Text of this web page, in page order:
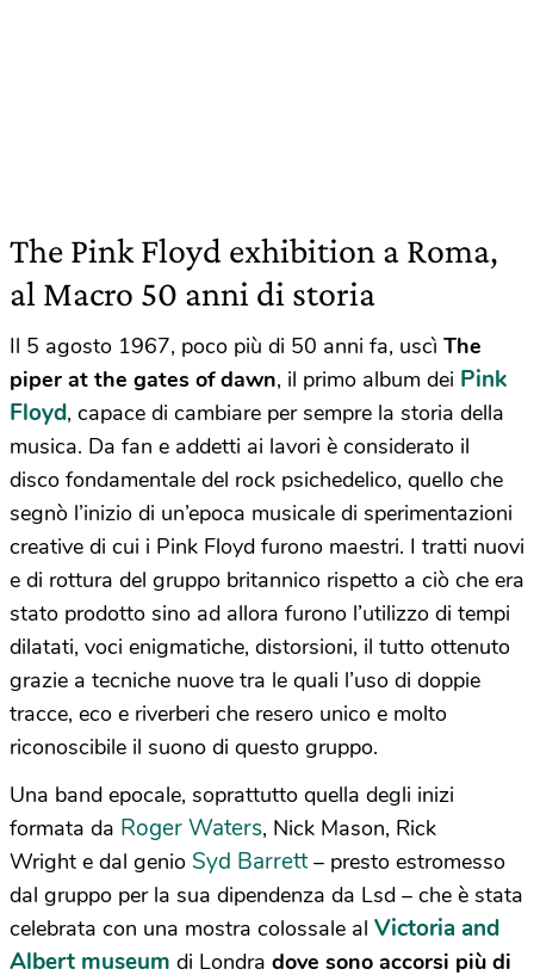
The Pink Floyd exhibition a Roma,
al Macro 50 anni di storia
Il 5 agosto 1967, poco più di 50 anni fa, uscì The
piper at the gates of dawn, il primo album dei Pink
Floyd, capace di cambiare per sempre la storia della
musica. Da fan e addetti ai lavori è considerato il
disco fondamentale del rock psichedelico, quello che
segnò l’inizio di un’epoca musicale di sperimentazioni
creative di cui i Pink Floyd furono maestri. I tratti nuovi
e di rottura del gruppo britannico rispetto a ciò che era
stato prodotto sino ad allora furono l’utilizzo di tempi
dilatati, voci enigmatiche, distorsioni, il tutto ottenuto
grazie a tecniche nuove tra le quali l’uso di doppie
tracce, eco e riverberi che resero unico e molto
riconoscibile il suono di questo gruppo.
Una band epocale, soprattutto quella degli inizi
formata da Roger Waters, Nick Mason, Rick
Wright e dal genio Syd Barrett– presto estromesso
dal gruppo per la sua dipendenza da Lsd – che è stata
celebrata con una mostra colossale al Victoria and
Albert museum di Londra dove sono accorsi più di